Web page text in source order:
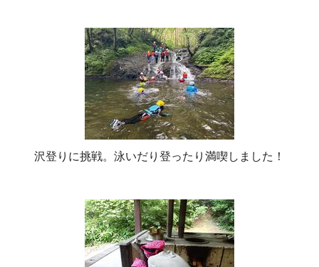
沢登りに挑戦。泳いだり登ったり満喫しました！